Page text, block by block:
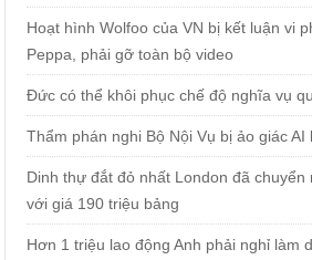
Hoạt hình Wolfoo của VN bị kết luận vi
Peppa, phải gỡ toàn bộ video
Đức có thể khôi phục chế độ nghĩa vụ
Thẩm phán nghi Bộ Nội Vụ bị ảo giác AI
Dinh thự đắt đỏ nhất London đã
với giá 190 triệu bảng
Hơn 1 triệu lao động Anh phải nghỉ làm